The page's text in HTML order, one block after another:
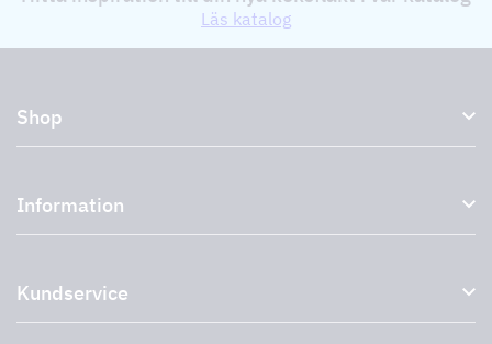
Läs katalog
Shop
Externa fläktar
Plasmafilter
Outlet
Storköksprodukter PRO
Information
Miljö
Support och service
Kundservice